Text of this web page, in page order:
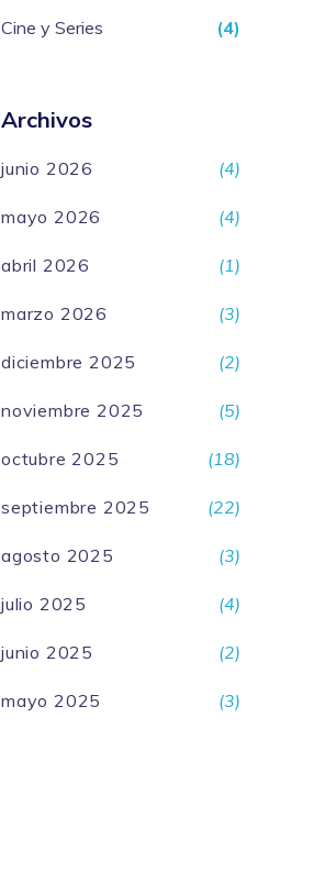
Cine y Series (4)
Archivos
junio 2026 (4)
mayo 2026 (4)
abril 2026 (1)
marzo 2026 (3)
diciembre 2025 (2)
noviembre 2025 (5)
octubre 2025 (18)
septiembre 2025 (22)
agosto 2025 (3)
julio 2025 (4)
junio 2025 (2)
mayo 2025 (3)